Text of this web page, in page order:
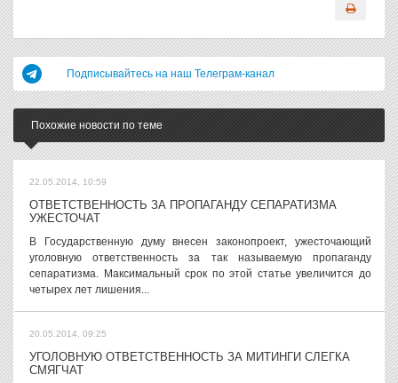
Подписывайтесь на наш Телеграм-канал
Похожие новости по теме
22.05.2014, 10:59
ОТВЕТСТВЕННОСТЬ ЗА ПРОПАГАНДУ СЕПАРАТИЗМА
УЖЕСТОЧАТ
В Государственную думу внесен законопроект, ужесточающий
уголовную ответственность за так называемую пропаганду
сепаратизма. Максимальный срок по этой статье увеличится до
четырех лет лишения...
20.05.2014, 09:25
УГОЛОВНУЮ ОТВЕТСТВЕННОСТЬ ЗА МИТИНГИ СЛЕГКА
СМЯГЧАТ